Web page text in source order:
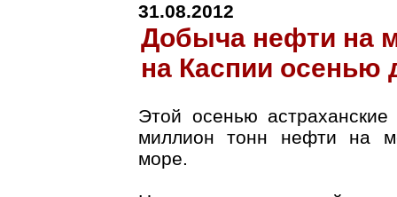
31.08.2012
Добыча нефти на
на Каспии осенью
Этой осенью
миллион тонн нефти на
море.